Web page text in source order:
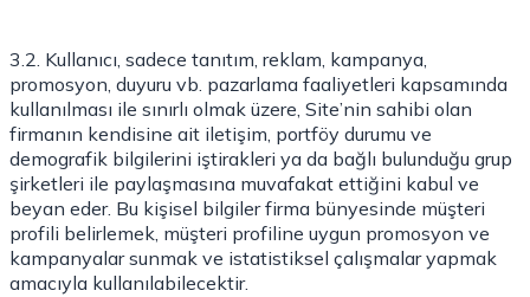
3.2. Kullanıcı, sadece tanıtım, reklam, kampanya,
promosyon, duyuru vb. pazarlama faaliyetleri kapsamında
kullanılması ile sınırlı olmak üzere, Site’nin sahibi olan
firmanın kendisine ait iletişim, portföy durumu ve
demografik bilgilerini iştirakleri ya da bağlı bulunduğu grup
şirketleri ile paylaşmasına muvafakat ettiğini kabul ve
beyan eder. Bu kişisel bilgiler firma bünyesinde müşteri
profili belirlemek, müşteri profiline uygun promosyon ve
kampanyalar sunmak ve istatistiksel çalışmalar yapmak
amacıyla kullanılabilecektir.